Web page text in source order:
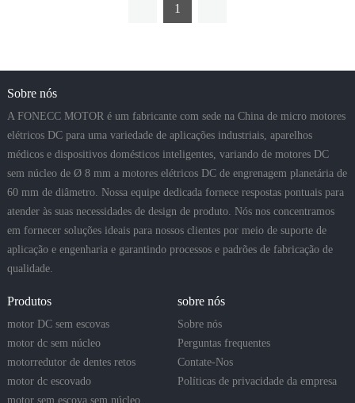
1
Sobre nós
A FONECC MOTOR é um fabricante com sede na China de micro motores
elétricos DC para uma variedade de aplicações industriais, aparelhos
médicos e dispositivos domésticos inteligentes, variando de motores DC
sem núcleo de Ø 8 mm a motores elétricos DC de engrenagem planetária de
60 mm de diâmetro. Nossa equipe dedicada fornece respostas pontuais para
atender às suas necessidades de design de produto. Nós nos concentramos
em fornecer soluções ideais para nossos clientes por meio de suporte de
aplicação e engenharia e garantindo processos e padrões de fabricação de
qualidade.
Produtos
motor DC sem escovas
motor dc sem núcleo
motorredutor de dentes retos
motor dc escovado
motor sem escova sem núcleo
sobre nós
Sobre nós
Perguntas frequentes
Contate-Nos
Políticas de privacidade da empresa